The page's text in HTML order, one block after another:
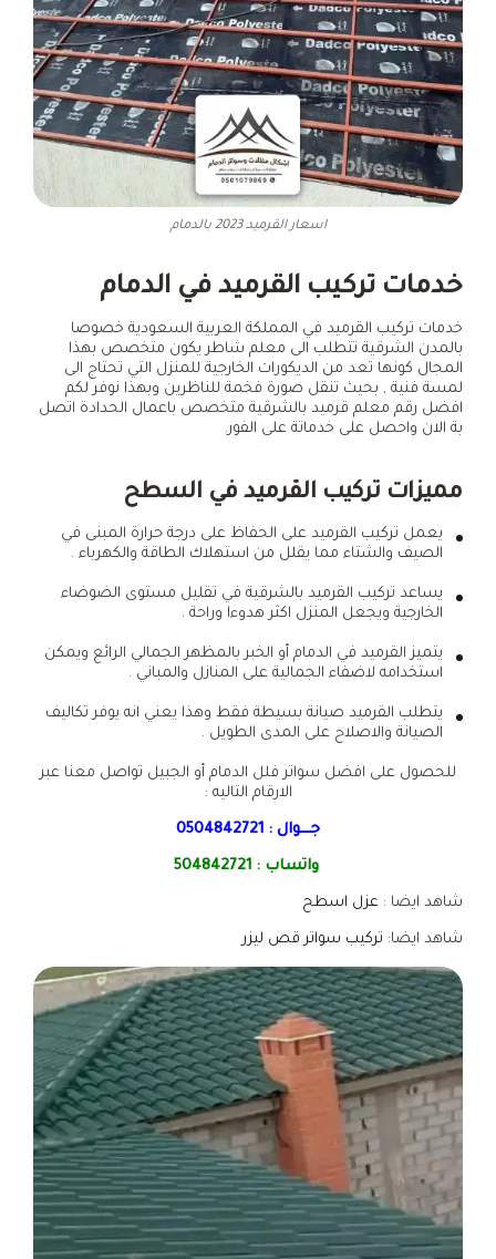
اسعار القرميد 2023 بالدمام
خدمات تركيب القرميد في الدمام
خدمات تركيب القرميد في المملكة العربية السعودية خصوصا
بالمدن الشرقية تتطلب الى معلم شاطر يكون متخصص بهذا
المجال كونها تعد من الديكورات الخارجية للمنزل التي تحتاج الى
لمسة فنية , بحيث تنقل صورة فخمة للناظرين وبهذا نوفر لكم
افضل رقم معلم قرميد بالشرقية متخصص باعمال الحدادة اتصل
بة الان واحصل على خدماتة على الفور.
مميزات تركيب القرميد في السطح
يعمل تركيب القرميد على الحفاظ على درجة حرارة المبنى في
الصيف والشتاء مما يقلل من استهلاك الطاقة والكهرباء .
يساعد تركيب القرميد بالشرقية في تقليل مستوى الضوضاء
الخارجية ويجعل المنزل اكثر هدوءا وراحة .
يتميز القرميد في الدمام أو الخبر بالمظهر الجمالي الرائع ويمكن
استخدامه لاضفاء الجمالية على المنازل والمباني .
يتطلب القرميد صيانة بسيطة فقط وهذا يعني انه يوفر تكاليف
الصيانة والاصلاح على المدى الطويل .
للحصول على افضل سواتر فلل الدمام أو الجبيل تواصل معنا عبر
الارقام التاليه :
جـــوال : 0504842721
واتساب :504842721
شاهد ايضا : عزل اسطح
شاهد ايضا: تركيب سواتر قص ليزر